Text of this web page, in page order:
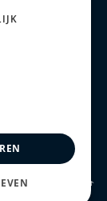
Naar boven ↑